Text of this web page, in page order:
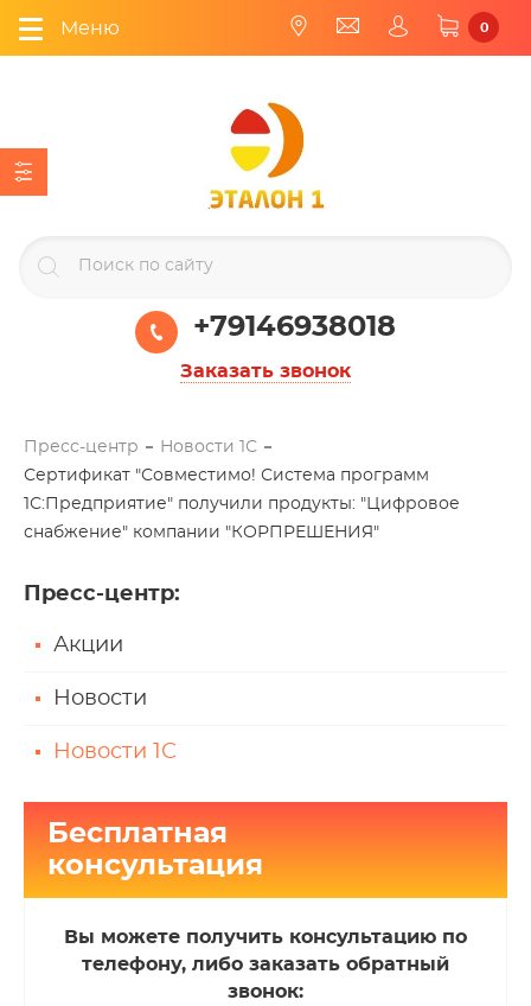
Меню 0
+79146938018
Заказать звонок
Пресс-центр
Новости 1С
Сертификат "Совместимо! Система программ
1С:Предприятие" получили продукты: "Цифровое
снабжение" компании "КОРПРЕШЕНИЯ"
Пресс-центр:
Акции
Новости
Новости 1С
Бесплатная
консультация
Вы можете получить консультацию по
телефону, либо заказать обратный
звонок: